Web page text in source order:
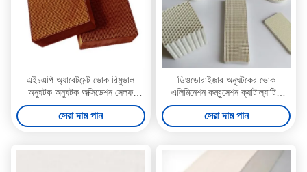
এইচএপি অ্যাবেটমেন্ট ভোক রিমুভাল
অনুঘটক অনুঘটক অক্সিডেশন সেলফ
ক্লিনিং সিরামিক ফিল্টার সিস্টেম
সেরা দাম পান
ডিওডোরাইজার অনুঘটকের ভোক
এলিমিনেশন কম্বুসেশন ক্যাটাল্যাটিক
জারণ পদ্ধতি
সেরা দাম পান